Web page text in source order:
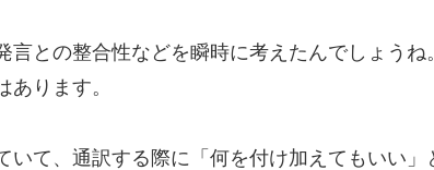
との整合性などを瞬時に考えたんでしょうね。
ります。
て、通訳する際に「何を付け加えてもいい」